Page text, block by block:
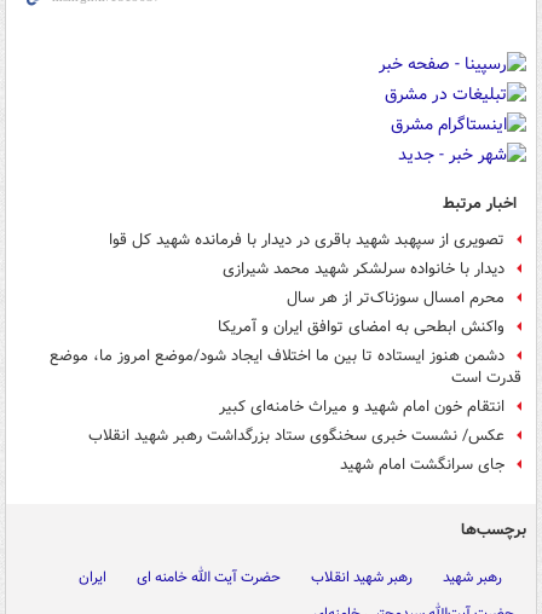
اخبار مرتبط
تصویری از سپهبد شهید باقری در دیدار با فرمانده شهید کل قوا
دیدار با خانواده سرلشکر شهید محمد شیرازی
محرم امسال سوزناک‌تر از هر سال
واکنش ابطحی به امضای توافق ایران و آمریکا
دشمن هنوز ایستاده تا بین ما اختلاف ایجاد شود/موضع امروز ما، موضع
قدرت است
انتقام خون امام شهید و میراث خامنه‌ای کبیر
عکس/ نشست خبری سخنگوی ستاد بزرگداشت رهبر شهید انقلاب
جای سرانگشت امام شهید
برچسب‌ها
رهبر شهید رهبر شهید انقلاب حضرت آیت الله خامنه ای
ایران